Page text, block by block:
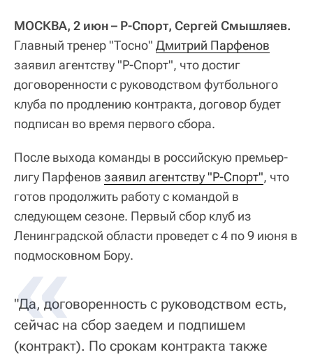
МОСКВА, 2 июн – Р-Спорт, Сергей Смышляев.
Главный тренер "Тосно" Дмитрий Парфенов
заявил агентству "Р-Спорт", что достиг
договоренности с руководством футбольного
клуба по продлению контракта, договор будет
подписан во время первого сбора.
После выхода команды в российскую премьер-
лигу Парфенов заявил агентству "Р-Спорт", что
готов продолжить работу с командой в
следующем сезоне. Первый сбор клуб из
Ленинградской области проведет с 4 по 9 июня в
подмосковном Бору.
"Да, договоренность с руководством есть,
сейчас на сбор заедем и подпишем
(контракт). По срокам контракта также